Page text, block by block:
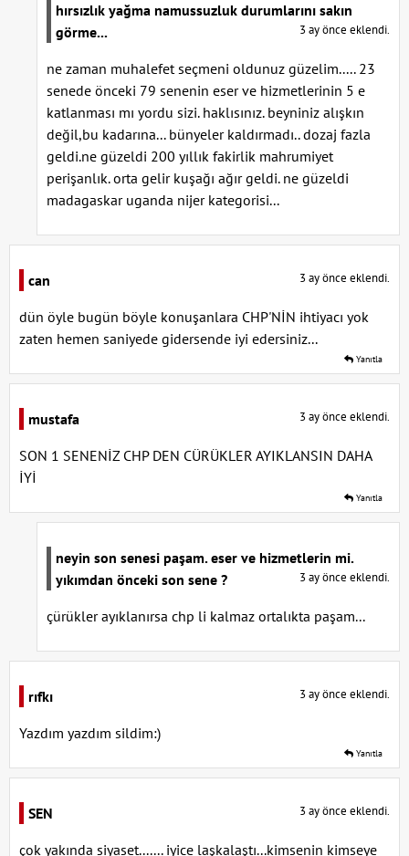
hırsızlık yağma namussuzluk durumlarını sakın
görme...
3 ay önce eklendi.
ne zaman muhalefet seçmeni oldunuz güzelim..... 23
senede önceki 79 senenin eser ve hizmetlerinin 5 e
katlanması mı yordu sizi. haklısınız. beyniniz alışkın
değil,bu kadarına... bünyeler kaldırmadı.. dozaj fazla
geldi.ne güzeldi 200 yıllık fakirlik mahrumiyet
perişanlık. orta gelir kuşağı ağır geldi. ne güzeldi
madagaskar uganda nijer kategorisi...
can 3 ay önce eklendi.
dün öyle bugün böyle konuşanlara CHP'NİN ihtiyacı yok
zaten hemen saniyede gidersende iyi edersiniz...
Yanıtla
mustafa 3 ay önce eklendi.
SON 1 SENENİZ CHP DEN CÜRÜKLER AYIKLANSIN DAHA
İYİ
Yanıtla
neyin son senesi paşam. eser ve hizmetlerin mi.
yıkımdan önceki son sene ?
3 ay önce eklendi.
çürükler ayıklanırsa chp li kalmaz ortalıkta paşam...
rıfkı 3 ay önce eklendi.
Yazdım yazdım sildim:)
Yanıtla
SEN 3 ay önce eklendi.
çok yakında siyaset....... iyice laşkalaştı...kimsenin kimseye